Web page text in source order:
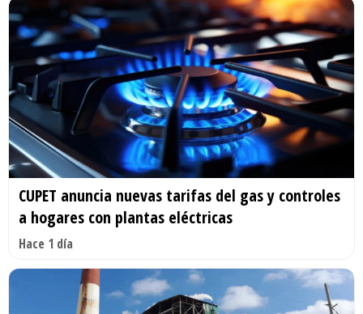
CUPET anuncia nuevas tarifas del gas y controles
a hogares con plantas eléctricas
Hace 1 día